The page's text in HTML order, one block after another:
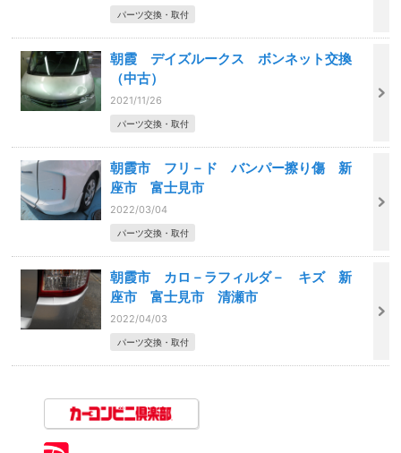
パーツ交換・取付
朝霞 デイズルークス ボンネット交換
（中古）
2021/11/26
パーツ交換・取付
朝霞市 フリ－ド バンパー擦り傷 新
座市 富士見市
2022/03/04
パーツ交換・取付
朝霞市 カロ－ラフィルダ－ キズ 新
座市 富士見市 清瀬市
2022/04/03
パーツ交換・取付